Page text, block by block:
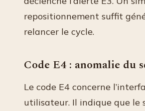
repositionnement suffit
relancer le cycle.
Code E4 : anomalie du
Le code E4 concerne
utilisateur. Il indique que le